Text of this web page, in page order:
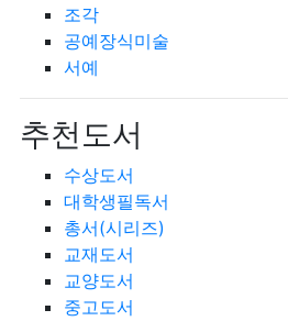
조각
공예장식미술
서예
추천도서
수상도서
대학생필독서
총서(시리즈)
교재도서
교양도서
중고도서